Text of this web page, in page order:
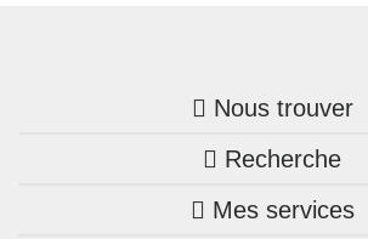
Nous trouver
Trouver une agence
Bretagne
Recherche
Nos annonces
Mes services